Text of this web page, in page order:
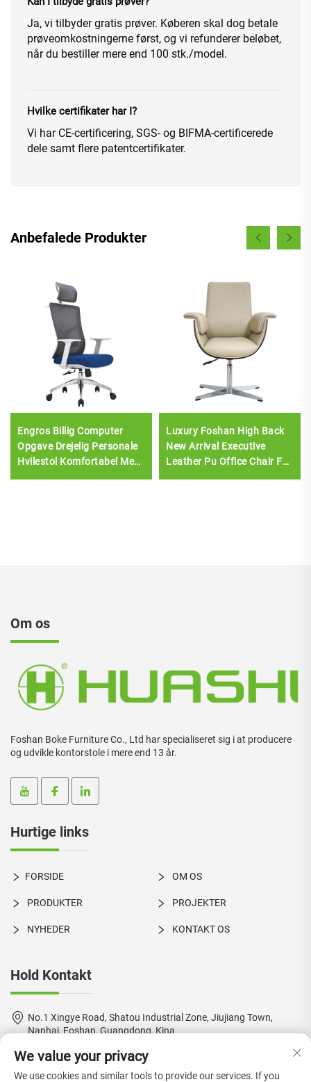
Ja, vi tilbyder gratis prøver. Køberen skal dog betale
prøveomkostningerne først, og vi refunderer beløbet,
når du bestiller mere end 100 stk./model.
Hvilke certifikater har I?
Vi har CE-certificering, SGS- og BIFMA-certificerede
dele samt flere patentcertifikater.
Anbefalede Produkter
Engros Billig Computer
Opgave Drejelig Personale
Hvilestol Komfortabel Mesh
Luxury Foshan High Back
New Arrival Executive
Leather Pu Office Chair For
Om os
Foshan Boke Furniture Co., Ltd har specialiseret sig i at producere
og udvikle kontorstole i mere end 13 år.
Hurtige links
FORSIDE OM OS
PRODUKTER PROJEKTER
NYHEDER KONTAKT OS
Hold Kontakt
No.1 Xingye Road, Shatou Industrial Zone, Jiujiang Town,
Nanhai, Foshan, Guangdong, Kina
+86-18924550960
We value your privacy
We use cookies and similar tools to provide our services. If you